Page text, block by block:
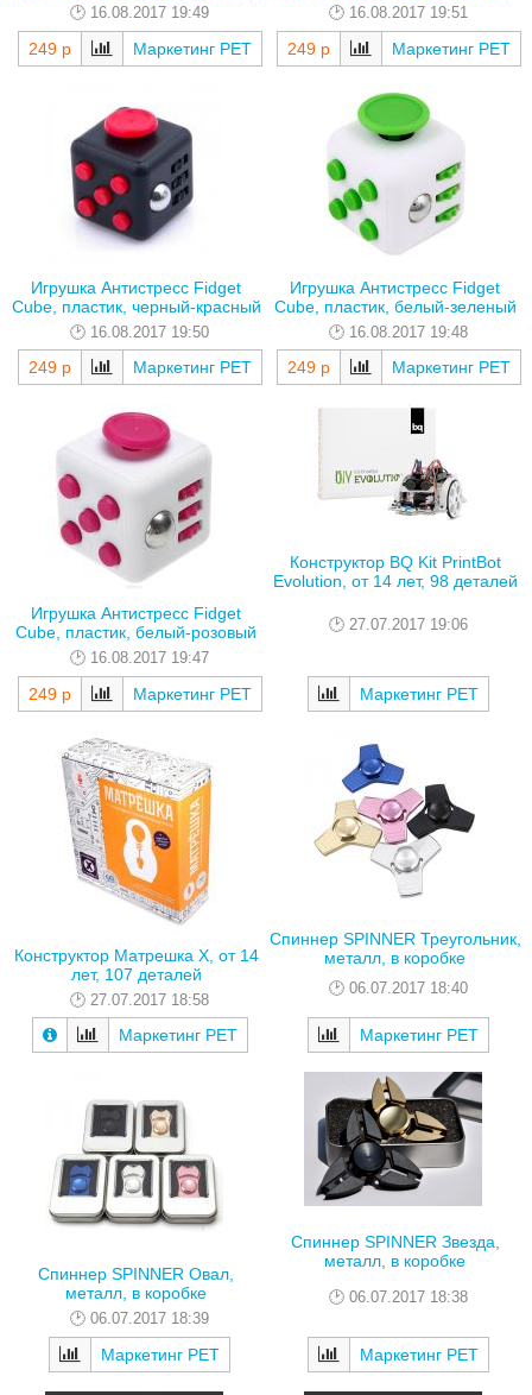
16.08.2017 19:49
249 р Маркетинг РЕТ
16.08.2017 19:51
249 р Маркетинг РЕТ
Игрушка Антистресс Fidget
Cube, пластик, черный-красный
16.08.2017 19:50
249 р Маркетинг РЕТ
Игрушка Антистресс Fidget
Cube, пластик, белый-зеленый
16.08.2017 19:48
249 р Маркетинг РЕТ
Игрушка Антистресс Fidget
Cube, пластик, белый-розовый
16.08.2017 19:47
249 р Маркетинг РЕТ
Конструктор BQ Kit PrintBot
Evolution, от 14 лет, 98 деталей
27.07.2017 19:06
Маркетинг РЕТ
Конструктор Матрешка X, от 14
лет, 107 деталей
27.07.2017 18:58
Маркетинг РЕТ
Спиннер SPINNER Треугольник,
металл, в коробке
06.07.2017 18:40
Маркетинг РЕТ
Спиннер SPINNER Овал,
металл, в коробке
06.07.2017 18:39
Маркетинг РЕТ
Спиннер SPINNER Звезда,
металл, в коробке
06.07.2017 18:38
Маркетинг РЕТ